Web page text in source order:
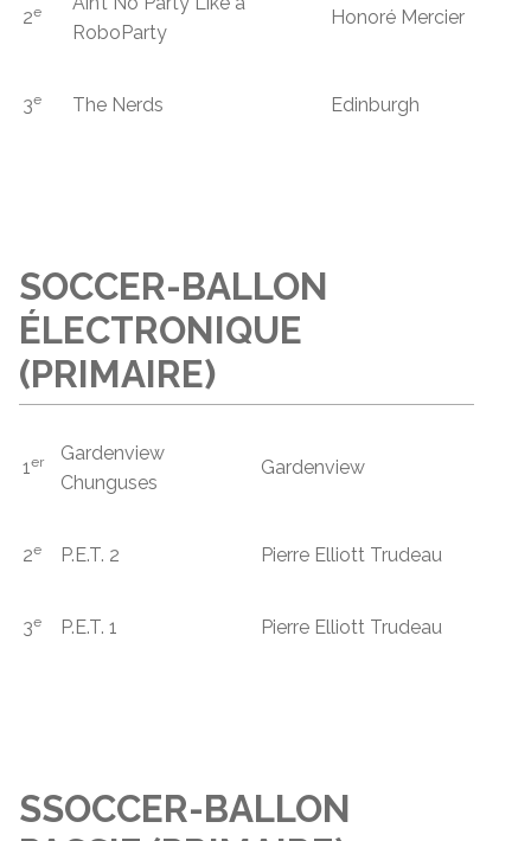
2e
RoboParty
Honoré Mercier
3e The Nerds Edinburgh
SOCCER-BALLON
ÉLECTRONIQUE
(PRIMAIRE)
1er
Gardenview
Chunguses
Gardenview
2e P.E.T. 2 Pierre Elliott Trudeau
3e P.E.T. 1 Pierre Elliott Trudeau
SSOCCER-BALLON